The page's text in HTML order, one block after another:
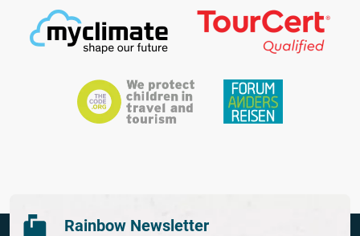
Rainbow Newsletter